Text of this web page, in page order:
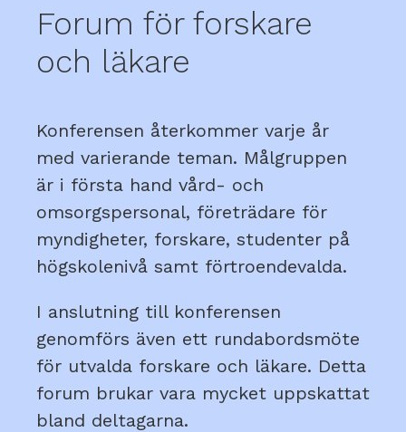
Forum för forskare
och läkare
Konferensen återkommer varje år
med varierande teman. Målgruppen
är i första hand vård- och
omsorgspersonal, företrädare för
myndigheter, forskare, studenter på
högskolenivå samt förtroendevalda.
I anslutning till konferensen
genomförs även ett rundabordsmöte
för utvalda forskare och läkare. Detta
forum brukar vara mycket uppskattat
bland deltagarna.